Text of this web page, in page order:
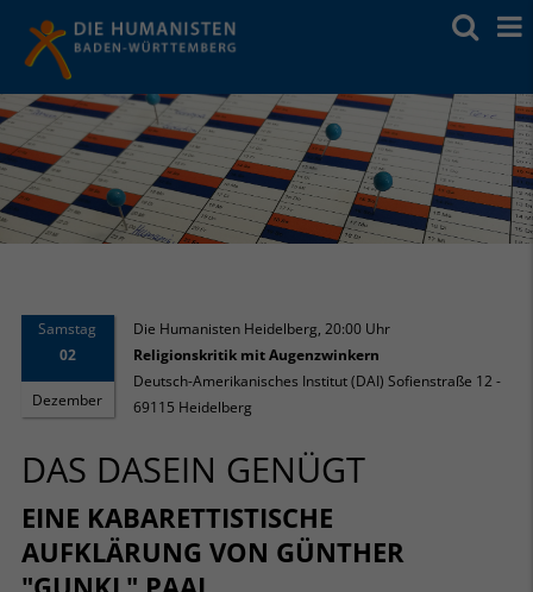
Samstag
02
Dezember
Die Humanisten Heidelberg 20:00 Uhr
Religionskritik mit Augenzwinkern
Deutsch-Amerikanisches Institut (DAI) Sofienstraße 12 -
69115 Heidelberg
DAS DASEIN GENÜGT
EINE KABARETTISTISCHE
AUFKLÄRUNG VON GÜNTHER